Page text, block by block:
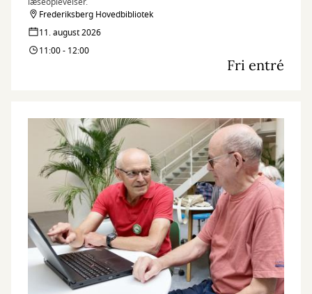
Frederiksberg Hovedbibliotek
11. august 2026
11:00 - 12:00
Fri entré